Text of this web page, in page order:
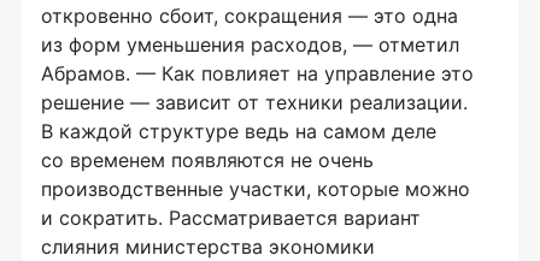
откровенно сбоит, сокращения — это одна
из форм уменьшения расходов, — отметил
Абрамов. — Как повлияет на управление это
решение — зависит от техники реализации.
В каждой структуре ведь на самом деле
со временем появляются не очень
производственные участки, которые можно
и сократить. Рассматривается вариант
слияния министерства экономики